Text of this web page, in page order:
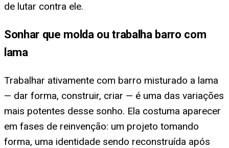
de lutar contra ele.
Sonhar que molda ou trabalha barro com
lama
Trabalhar ativamente com barro misturado a lama
— dar forma, construir, criar — é uma das variações
mais potentes desse sonho. Ela costuma aparecer
em fases de reinvenção: um projeto tomando
forma, uma identidade sendo reconstruída após